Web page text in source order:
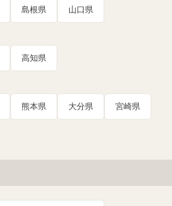
島根県 山口県
高知県
熊本県 大分県 宮崎県